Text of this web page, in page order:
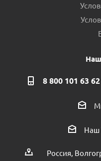
8 800 101 63 62
Наш
Россия,